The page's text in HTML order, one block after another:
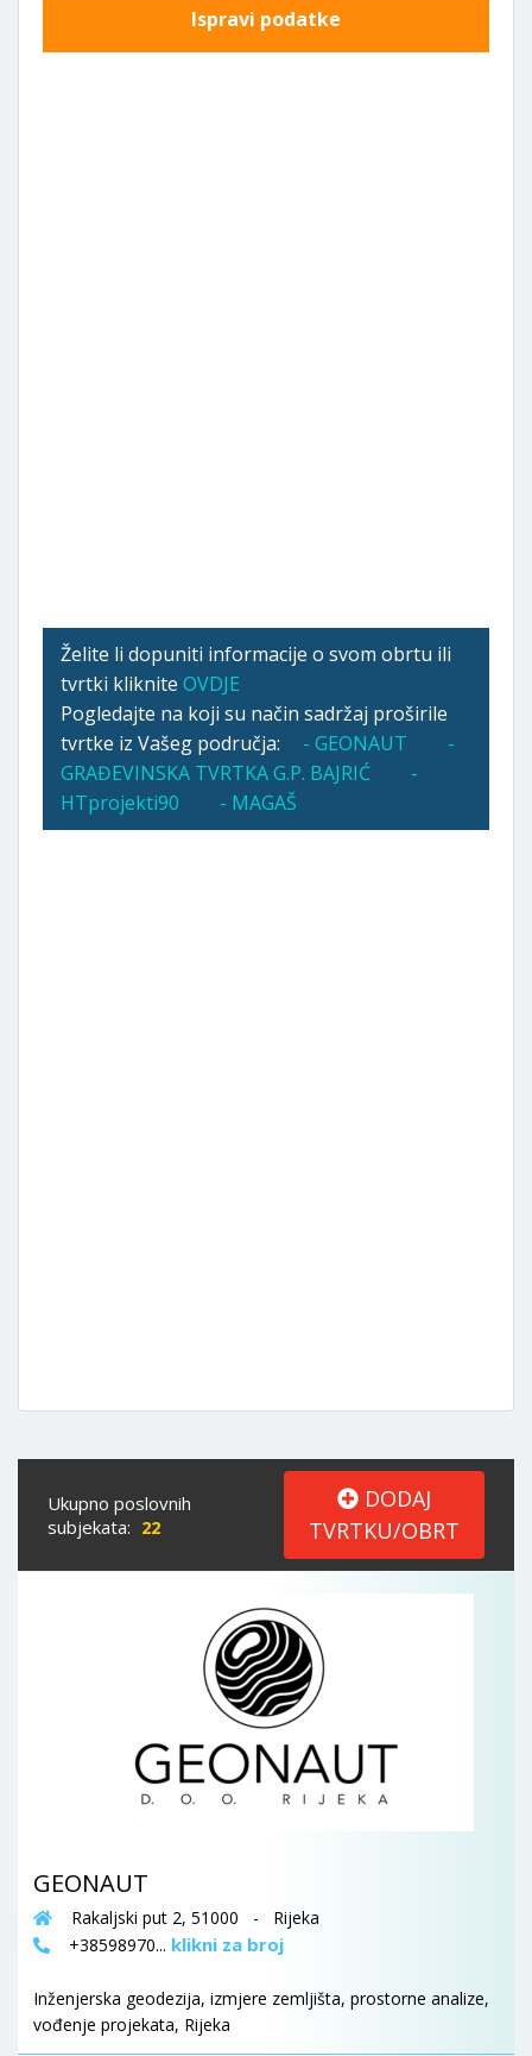
Ispravi podatke
Želite li dopuniti informacije o svom obrtu ili
tvrtki kliknite OVDJE
Pogledajte na koji su način sadržaj proširile
tvrtke iz Vašeg područja:
- GEONAUT
-
GRAĐEVINSKA TVRTKA G.P. BAJRIĆ
-
HTprojekti90
- MAGAŠ
Ukupno poslovnih
subjekata: 22
DODAJ
TVRTKU/OBRT
GEONAUT
Rakaljski put 2, 51000 - Rijeka
+38598970... klikni za broj
Inženjerska geodezija, izmjere zemljišta, prostorne analize,
vođenje projekata, Rijeka